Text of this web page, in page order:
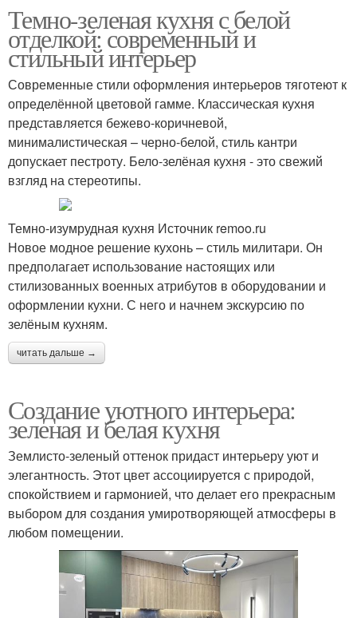
Темно-зеленая кухня с белой
отделкой: современный и
стильный интерьер
Современные стили оформления интерьеров тяготеют к
определённой цветовой гамме. Классическая кухня
представляется бежево-коричневой,
минималистическая – черно-белой, стиль кантри
допускает пестроту. Бело-зелёная кухня - это свежий
взгляд на стереотипы.
Темно-изумрудная кухня Источник remoo.ru
Новое модное решение кухонь – стиль милитари. Он
предполагает использование настоящих или
стилизованных военных атрибутов в оборудовании и
оформлении кухни. С него и начнем экскурсию по
зелёным кухням.
читать дальше →
Создание уютного интерьера:
зеленая и белая кухня
Землисто-зеленый оттенок придаст интерьеру уют и
элегантность. Этот цвет ассоциируется с природой,
спокойствием и гармонией, что делает его прекрасным
выбором для создания умиротворяющей атмосферы в
любом помещении.